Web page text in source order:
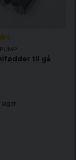
til gå
lager